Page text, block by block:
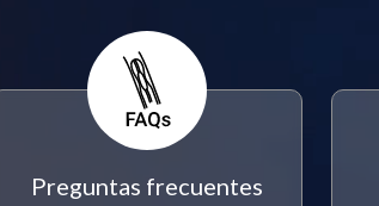
Preguntas frecuentes